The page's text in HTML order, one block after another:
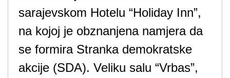
sarajevskom Hotelu “Holiday Inn”,
na kojoj je obznanjena namjera da
se formira Stranka demokratske
akcije (SDA). Veliku salu “Vrbas”,